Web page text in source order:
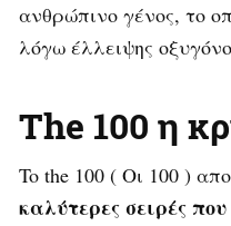
ανθρώπινο γένος, το
λόγω έλλειψης
The 100 η
To the 100 ( Οι 100 )
καλύτερες σειρές